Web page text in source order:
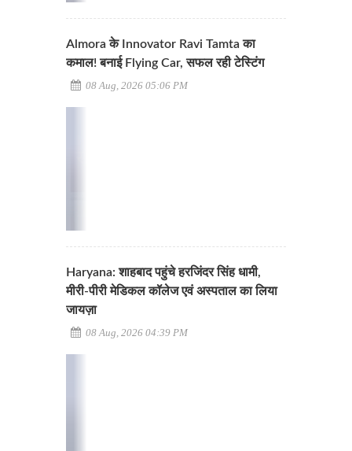
Almora के Innovator Ravi Tamta का
कमाल! बनाई Flying Car, सफल रही टेस्टिंग
08 Aug, 2026 05:06 PM
Haryana: शाहबाद पहुंचे हरजिंदर सिंह धामी,
मीरी-पीरी मेडिकल कॉलेज एवं अस्पताल का लिया
जायज़ा
08 Aug, 2026 04:39 PM